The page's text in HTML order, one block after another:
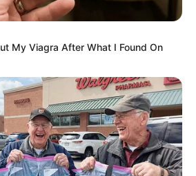
rishte dhoka shayari in hindi
for adults मजेदार अश्लील
My Viagra After What I Found On